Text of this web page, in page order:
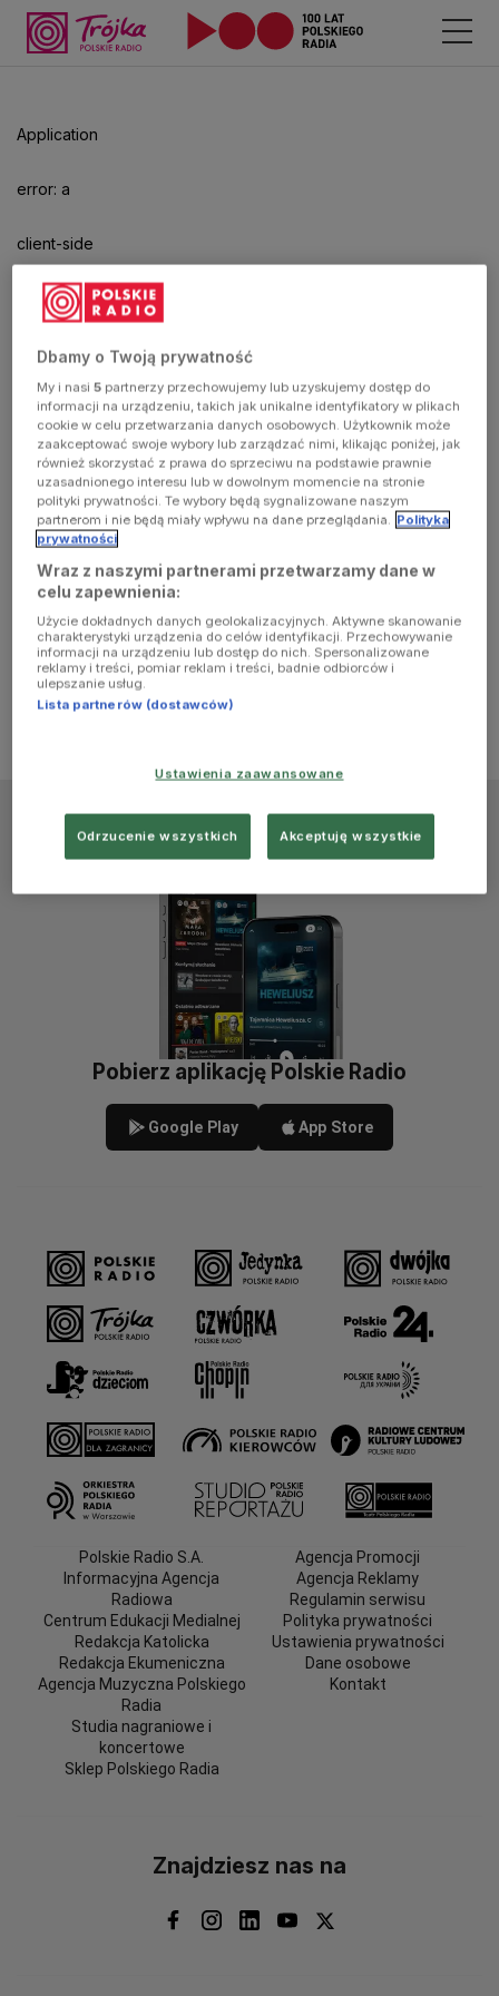
Application
error: a
client-side
exception
has
occurred
(see the
browser
console for
more
information)
aby
odtwarzać.
Pobierz aplikację Polskie Radio
Google Play App Store
Polskie Radio S.A.
Informacyjna Agencja
Radiowa
Centrum Edukacji Medialnej
Redakcja Katolicka
Redakcja Ekumeniczna
Agencja Muzyczna Polskiego
Radia
Studia nagraniowe i
koncertowe
Sklep Polskiego Radia
Agencja Promocji
Agencja Reklamy
Regulamin serwisu
Polityka prywatności
Ustawienia prywatności
Dane osobowe
Kontakt
Znajdziesz nas na
Dbamy o Twoją prywatność
My i nasi5 partnerzy przechowujemy lub uzyskujemy dostęp do
informacji na urządzeniu, takich jak unikalne identyfikatory w plikach
cookie w celu przetwarzania danych osobowych. Użytkownik może
zaakceptować swoje wybory lub zarządzać nimi, klikając poniżej, jak
również skorzystać z prawa do sprzeciwu na podstawie prawnie
uzasadnionego interesu lub w dowolnym momencie na stronie
polityki prywatności. Te wybory będą sygnalizowane naszym
partnerom i nie będą miały wpływu na dane przeglądania. Polityka
prywatności
Wraz z naszymi partnerami przetwarzamy dane w
celu zapewnienia:
Użycie dokładnych danych geolokalizacyjnych. Aktywne skanowanie
charakterystyki urządzenia do celów identyfikacji. Przechowywanie
informacji na urządzeniu lub dostęp do nich. Spersonalizowane
reklamy i treści, pomiar reklam i treści, badnie odbiorców i
ulepszanie usług.
Lista partnerów (dostawców)
Ustawienia zaawansowane
Odrzucenie wszystkich Akceptuję wszystkie